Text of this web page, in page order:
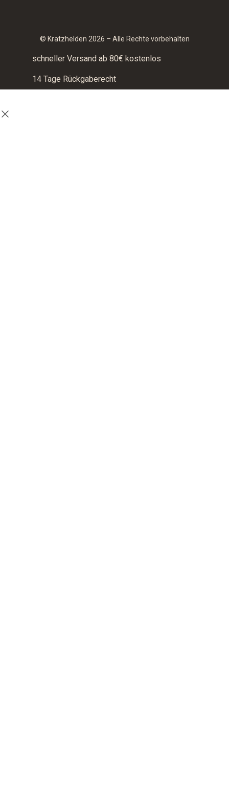
© Kratzhelden 2026 – Alle Rechte vorbehalten
schneller Versand ab 80€ kostenlos
14 Tage Rückgaberecht